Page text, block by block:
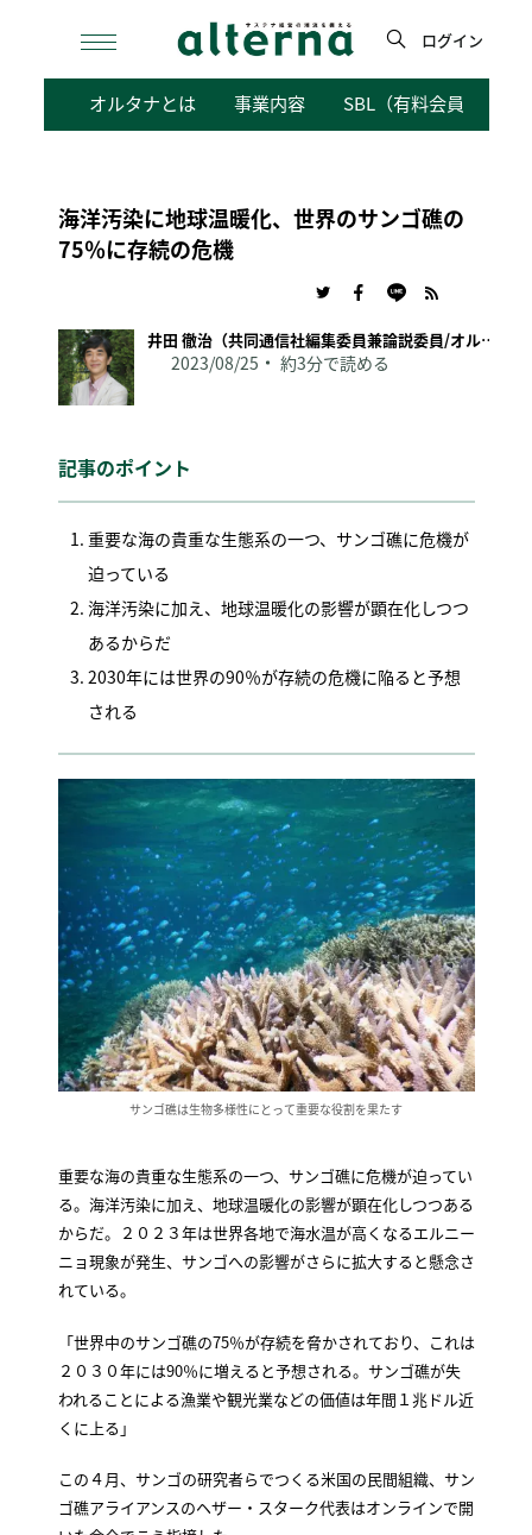
検
ログイン
オルタナとは 事業内容 SBL（有料会員向けサ
海洋汚染に地球温暖化、世界のサンゴ礁の
75％に存続の危機
井田 徹治（共同通信社編集委員兼論説委員/オルタナ論説委員）
2023/08/25 約3分で読める
記事のポイント
重要な海の貴重な生態系の一つ、サンゴ礁に危機が
迫っている
海洋汚染に加え、地球温暖化の影響が顕在化しつつ
あるからだ
2030年には世界の90％が存続の危機に陥ると予想
される
サンゴ礁は生物多様性にとって重要な役割を果たす
重要な海の貴重な生態系の一つ、サンゴ礁に危機が迫ってい
る。海洋汚染に加え、地球温暖化の影響が顕在化しつつある
からだ。２０２３年は世界各地で海水温が高くなるエルニー
ニョ現象が発生、サンゴへの影響がさらに拡大すると懸念さ
れている。
「世界中のサンゴ礁の75％が存続を脅かされており、これは
２０３０年には90％に増えると予想される。サンゴ礁が失
われることによる漁業や観光業などの価値は年間１兆ドル近
くに上る」
この４月、サンゴの研究者らでつくる米国の民間組織、サン
ゴ礁アライアンスのヘザー・スターク代表はオンラインで開